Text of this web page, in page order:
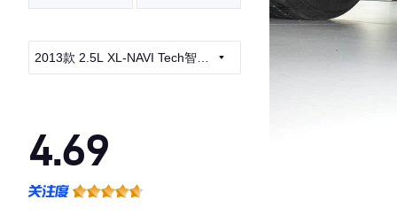
2013款 2.5L XL-NAVI Tech智享
4.69